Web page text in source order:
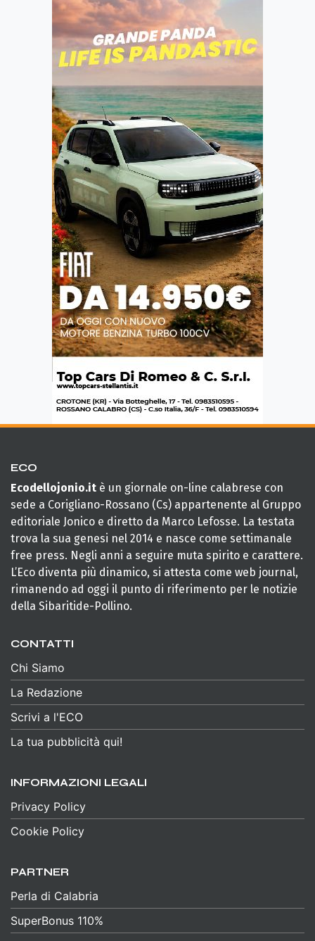
ECO
Ecodellojonio.it è un giornale on-line calabrese con
sede a Corigliano-Rossano (Cs) appartenente al Gruppo
editoriale Jonico e diretto da Marco Lefosse. La testata
trova la sua genesi nel 2014 e nasce come settimanale
free press. Negli anni a seguire muta spirito e carattere.
L’Eco diventa più dinamico, si attesta come web journal,
rimanendo ad oggi il punto di riferimento per le notizie
della Sibaritide-Pollino.
CONTATTI
Chi Siamo
La Redazione
Scrivi a l'ECO
La tua pubblicità qui!
INFORMAZIONI LEGALI
Privacy Policy
Cookie Policy
PARTNER
Perla di Calabria
SuperBonus 110%